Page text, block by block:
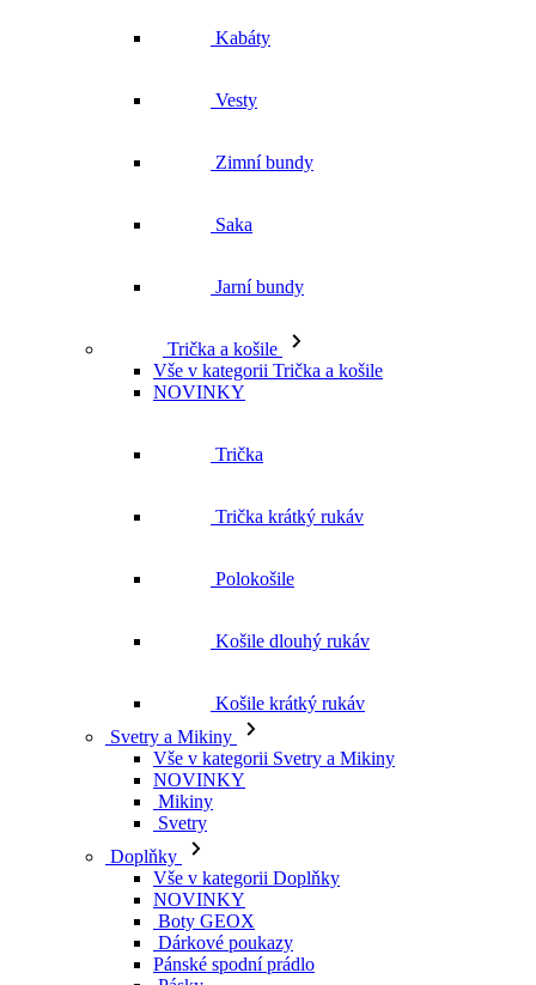
Kabáty
Vesty
Zimní bundy
Saka
Jarní bundy
Trička a košile
Vše v kategorii Trička a košile
NOVINKY
Trička
Trička krátký rukáv
Polokošile
Košile dlouhý rukáv
Košile krátký rukáv
Svetry a Mikiny
Vše v kategorii Svetry a Mikiny
NOVINKY
Mikiny
Svetry
Doplňky
Vše v kategorii Doplňky
NOVINKY
Boty GEOX
Dárkové poukazy
Pánské spodní prádlo